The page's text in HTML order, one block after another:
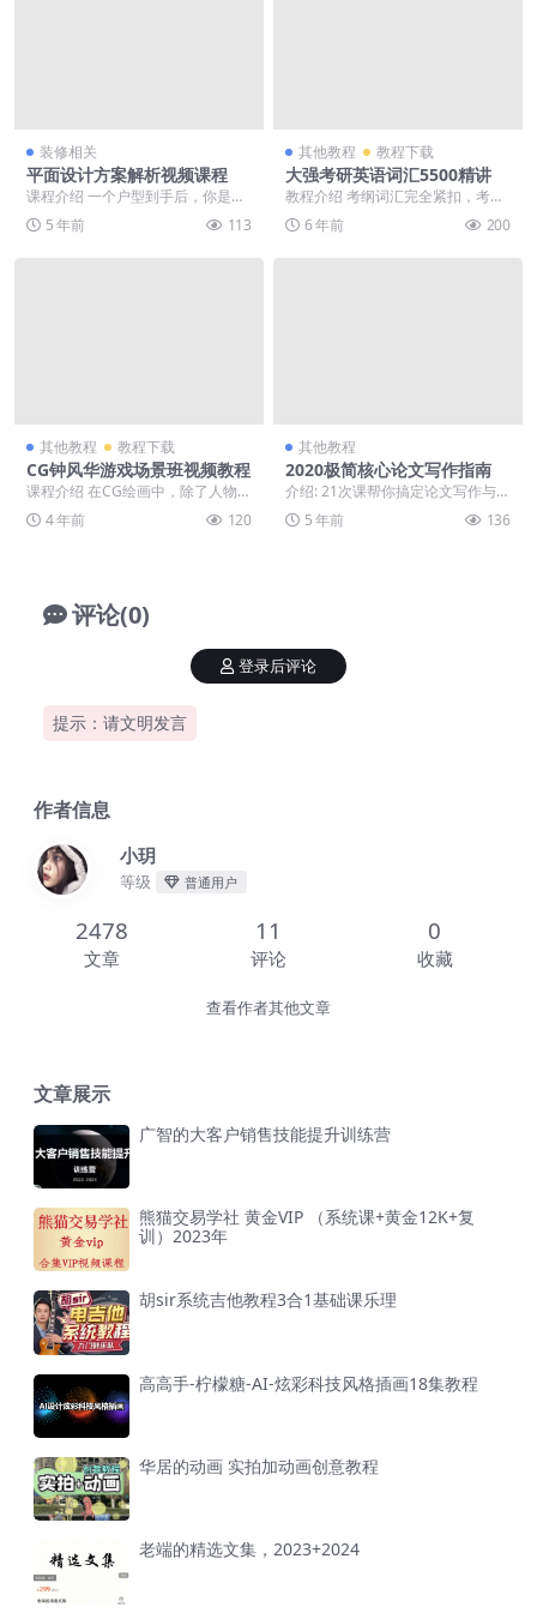
装修相关
平面设计方案解析视频课程
课程介绍 一个户型到手后，你是按
什么流程进行设计，深化，落地
的？“壹品曹”是设计...
5 年前 113
其他教程 教程下载
大强考研英语词汇5500精讲
教程介绍 考纲词汇完全紧扣，考研
大纲5498词，每周每词均有详尽编
号，确保你背得...
6 年前 200
其他教程 教程下载
CG钟风华游戏场景班视频教程
课程介绍 在CG绘画中，除了人物的
形象以外，场景刻画也十分重要，
人物画的好，但场...
4 年前 120
其他教程
2020极简核心论文写作指南
介绍: 21次课帮你搞定论文写作与发
表！
5 年前 136
评论(0)
提示：请文明发言
登录后评论
作者信息
小玥
等级 普通用户
2478
文章
11
评论
0
收藏
查看作者其他文章
文章展示
广智的大客户销售技能提升训练营
熊猫交易学社 黄金VIP （系统课+黄金12K+复
训）2023年
胡sir系统吉他教程3合1基础课乐理
高高手-柠檬糖-AI-炫彩科技风格插画18集教程
华居的动画 实拍加动画创意教程
老端的精选文集，2023+2024